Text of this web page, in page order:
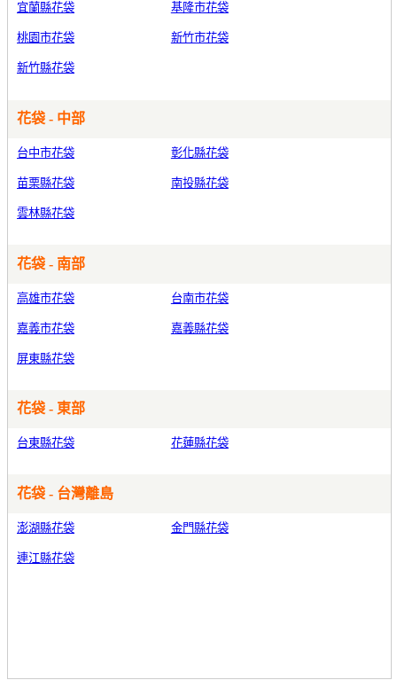
宜蘭縣花袋 基隆市花袋
桃園市花袋 新竹市花袋
新竹縣花袋
花袋 - 中部
台中市花袋 彰化縣花袋
苗栗縣花袋 南投縣花袋
雲林縣花袋
花袋 - 南部
高雄市花袋 台南市花袋
嘉義市花袋 嘉義縣花袋
屏東縣花袋
花袋 - 東部
台東縣花袋 花蓮縣花袋
花袋 - 台灣離島
澎湖縣花袋 金門縣花袋
連江縣花袋